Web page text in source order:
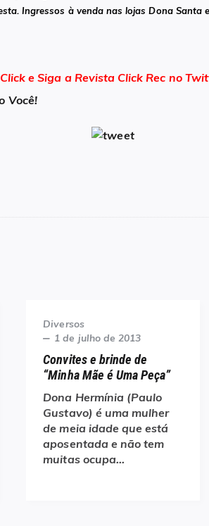
Ingressos à venda nas lojas Dona Santa
Click e Siga a Revista Click Rec no
Você!
Category
Diversos
Posted
1 de julho de 2013
Convites e brinde de
“Minha Mãe é Uma Peça”
Dona Hermínia (Paulo
Gustavo) é uma mulher
de meia idade que está
aposentada e não tem
muitas ocupa…